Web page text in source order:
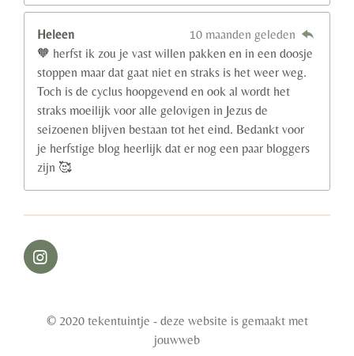
Heleen
10 maanden geleden
🧡 herfst ik zou je vast willen pakken en in een doosje
stoppen maar dat gaat niet en straks is het weer weg.
Toch is de cyclus hoopgevend en ook al wordt het
straks moeilijk voor alle gelovigen in Jezus de
seizoenen blijven bestaan tot het eind. Bedankt voor
je herfstige blog heerlijk dat er nog een paar bloggers
zijn 🥰
I
n
© 2020 tekentuintje - deze website is gemaakt met
jouwweb